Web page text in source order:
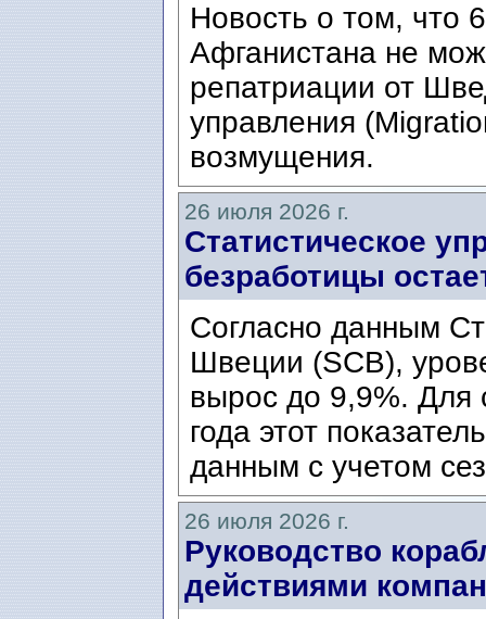
Новость о том, что
Афганистана не
репатриации от
управления
возмущения.
26 июля 2026 г.
Статистическое
безработицы
Согласно данным
Швеции (SCB),
вырос до 9,9%. Для
года этот
данным с учетом
26 июля 2026 г.
Руководство
действиями